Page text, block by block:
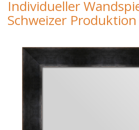
Individueller
Schweizer Produktion